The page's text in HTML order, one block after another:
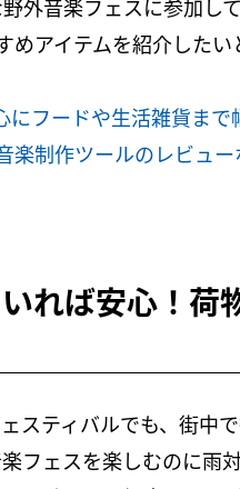
外音楽フェスに参加し
アイテムを紹介したい
フードや生活雑貨ま
楽制作ツールのレビュ
れば安心！荷
スティバルでも、街中
フェスを楽しむのに雨